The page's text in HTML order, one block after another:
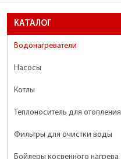
КАТАЛОГ
Водонагреватели
Насосы
Котлы
Теплоноситель для отопления
Фильтры для очистки воды
Бойлеры косвенного нагрева